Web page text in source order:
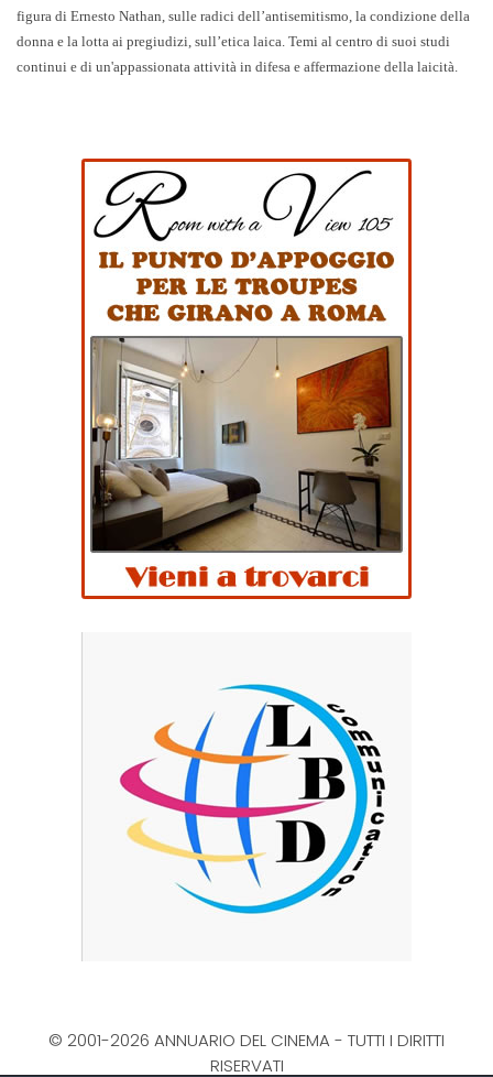
figura di Ernesto Nathan, sulle radici dell’antisemitismo, la condizione della
donna e la lotta ai pregiudizi, sull’etica laica. Temi al centro di suoi studi
continui e di un'appassionata attività in difesa e affermazione della laicità.
© 2001-2026 ANNUARIO DEL CINEMA - TUTTI I DIRITTI
RISERVATI